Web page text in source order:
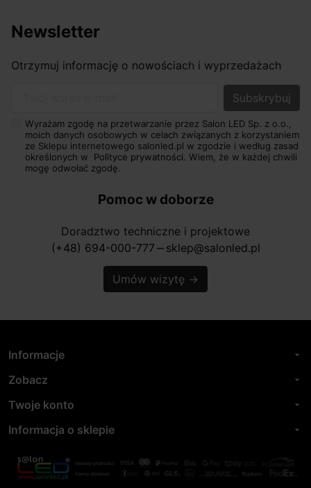
Newsletter
Otrzymuj informację o nowościach i wyprzedażach
Wyrażam zgodę na przetwarzanie przez Salon LED Sp. z o.o.,
moich danych osobowych w celach związanych z korzystaniem
ze Sklepu internetowego salonled.pl w zgodzie i według zasad
określonych w Polityce prywatności. Wiem, że w każdej chwili
mogę odwołać zgodę.
Pomoc w doborze
Doradztwo techniczne i projektowe
(+48) 694-000-777 horizontal_rule sklep@salonled.pl
Umów wizytę →
Informacje arrow_drop_down
Zobacz arrow_drop_down
Twoje konto arrow_drop_down
Informacja o sklepie arrow_drop_down